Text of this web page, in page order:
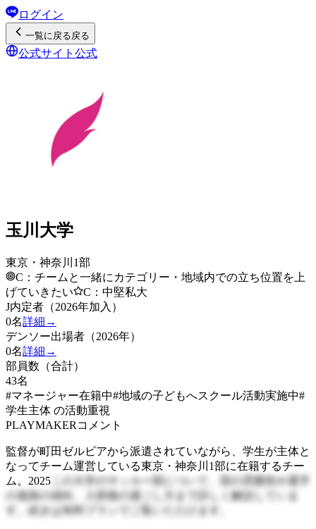
ログイン
一覧に戻る戻る
公式サイト 公式
玉川大学
東京・神奈川1部
C：チームと一緒にカテゴリー・地域内での立ち位置を上
げていきたい
C：中堅私大
J内定者（2026年加入）
0名詳細→
デンソー出場者（2026年）
0名詳細→
部員数（合計）
43名
#マネージャー在籍中#地域の子どもへスクール活動実施中#
学生主体 の活動重視
PLAYMAKERコメント
監督が町田ゼルビアから派遣されていながら、学生が主体と
なってチーム運営している東京・神奈川1部に在籍するチー
ム。2025 この大学のサッカー部について、部の雰囲気や選手
の進路の傾向、入部後の過ごし方まで詳しく解説していま
す。続きは有料プランでご覧いただけます。